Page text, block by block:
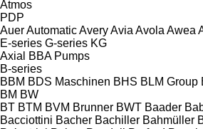
Atmos
PDP
AuerAutomaticAveryAvia Avola Awea
E-series G-series KG
Axial
BBA Pumps
B-series
BBM BDS Maschinen BHS BLM Group
BM BW
BT BTM BVM Brunner BWT Baader
Bacciottini Bacher Bachiller Bahmüller